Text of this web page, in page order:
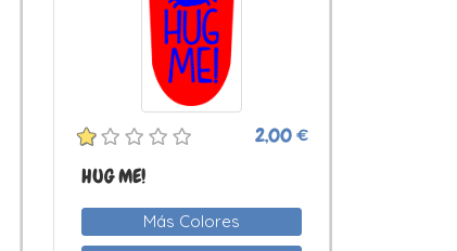
2,00 €
HUG ME!
Más Colores